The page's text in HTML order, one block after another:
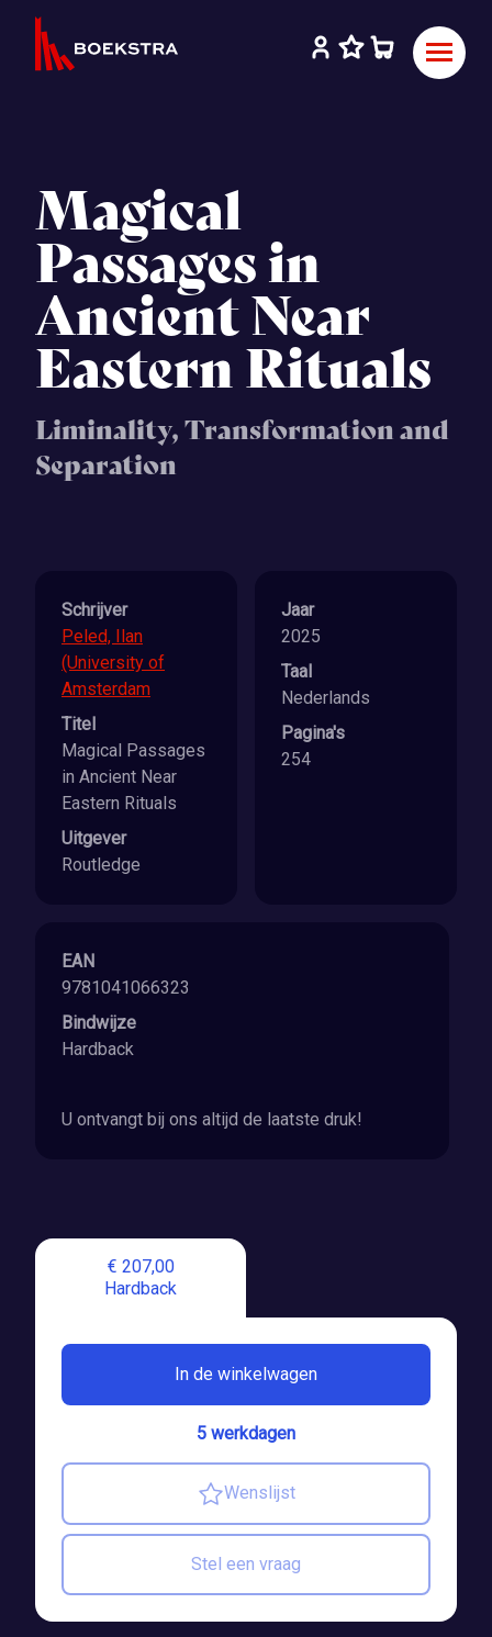
Magical
Passages in
Ancient Near
Eastern Rituals
Liminality, Transformation and
Separation
€ 207,00
Hardback
In de winkelwagen
5 werkdagen
Wenslijst
Stel een vraag
Schrijver
Peled, Ilan
(University of
Amsterdam
Titel
Magical Passages
in Ancient Near
Eastern Rituals
Uitgever
Routledge
Jaar
2025
Taal
Nederlands
Pagina's
254
EAN
9781041066323
Bindwijze
Hardback
U ontvangt bij ons altijd de laatste druk!